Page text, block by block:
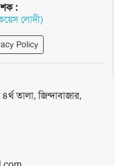
:
লোদী)
Policy
৪র্থ তালা, জিন্দাবাজার,